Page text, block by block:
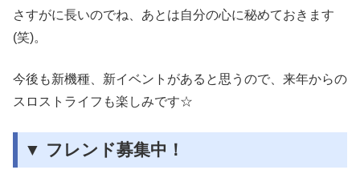
さすがに長いのでね、あとは自分の心に秘めておきます
(笑)。
今後も新機種、新イベントがあると思うので、来年からの
スロストライフも楽しみです☆
▼ フレンド募集中！